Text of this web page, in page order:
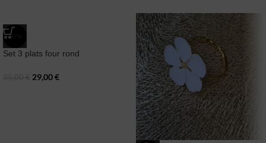
-17%
Set 3 plats four rond
29,00€